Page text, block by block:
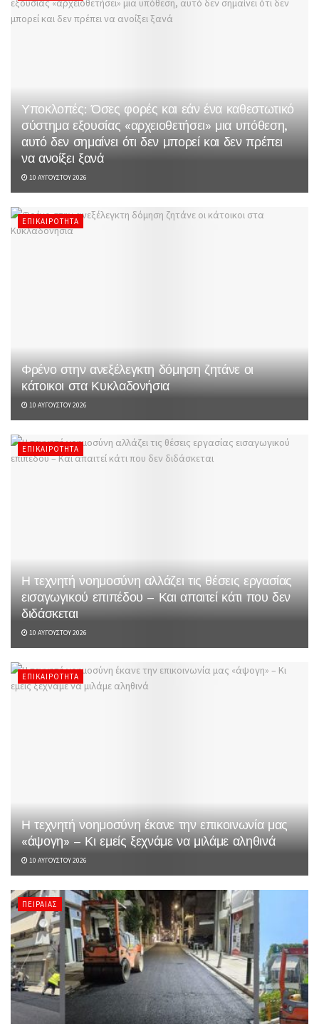
Υποκλοπές: Όσες φορές και εάν ένα καθεστωτικό
σύστημα εξουσίας «αρχειοθετήσει» μια υπόθεση,
αυτό δεν σημαίνει ότι δεν μπορεί και δεν πρέπει
να ανοίξει ξανά
10 ΑΥΓΟΎΣΤΟΥ 2026
ΕΠΙΚΑΙΡΌΤΗΤΑ
Φρένο στην ανεξέλεγκτη δόμηση ζητάνε οι
κάτοικοι στα Κυκλαδονήσια
10 ΑΥΓΟΎΣΤΟΥ 2026
ΕΠΙΚΑΙΡΌΤΗΤΑ
Η τεχνητή νοημοσύνη αλλάζει τις θέσεις εργασίας
εισαγωγικού επιπέδου – Και απαιτεί κάτι που δεν
διδάσκεται
10 ΑΥΓΟΎΣΤΟΥ 2026
ΕΠΙΚΑΙΡΌΤΗΤΑ
Η τεχνητή νοημοσύνη έκανε την επικοινωνία μας
«άψογη» – Κι εμείς ξεχνάμε να μιλάμε αληθινά
10 ΑΥΓΟΎΣΤΟΥ 2026
ΠΕΙΡΑΙΆΣ